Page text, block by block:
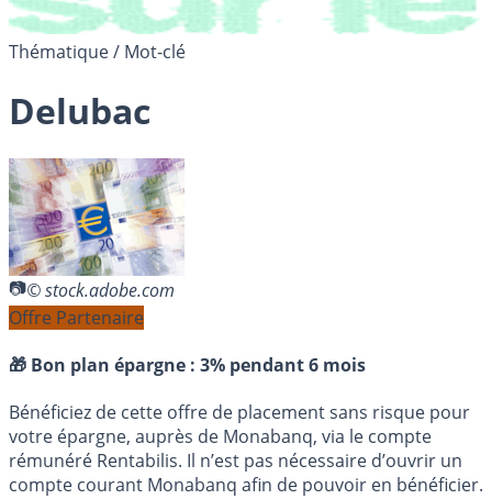
Thématique / Mot-clé
Delubac
© stock.adobe.com
Offre Partenaire
🎁 Bon plan épargne : 3% pendant 6 mois
Bénéficiez de cette offre de placement sans risque pour
votre épargne, auprès de Monabanq, via le compte
rémunéré Rentabilis. Il n’est pas nécessaire d’ouvrir un
compte courant Monabanq afin de pouvoir en bénéficier.